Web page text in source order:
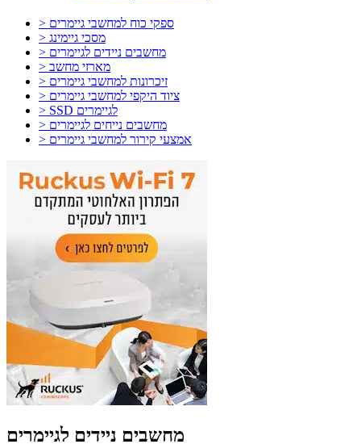
> ספקי כוח למחשבי גיימרים
> מסכי גיימינג
> מחשבים ניידים לגיימרים
> מארזי מחשב
> זיכרונות למחשבי גיימרים
> ציוד היקפי למחשבי גיימרים
> SSD לגיימרים
> מחשבים נייחים לגיימרים
> אמצעי קירור למחשבי גיימרים
מחשבים ניידים לגיימרים